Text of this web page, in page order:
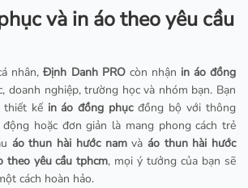
và in áo theo yêu cầu
nhân,Định Danh PROcòn nhận in áo đồng
doanh nghiệp, trường học và nhóm bạn. Bạn
thiết kế in áo đồng phụcđồng bộ với thông
hoặc đơn giản là mang phong cách trẻ
áo thun hài hước namvà áo thun hài hước
theo yêu cầu tphcm, mọi ý tưởng của bạn sẽ
cách hoàn hảo.